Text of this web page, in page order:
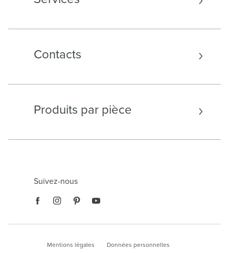
Contacts
Produits par pièce
Suivez-nous
Mentions légales Données personnelles
est
nous permettent d'analyser le
sociaux. Ces informations sont